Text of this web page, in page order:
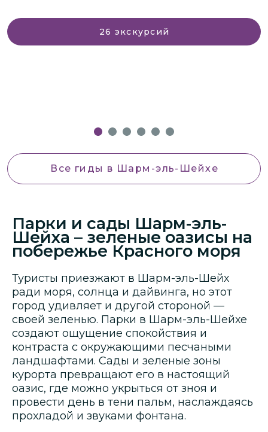
26 экскурсий
Все гиды в Шарм-эль-Шейхе
Парки и сады Шарм-эль-
Шейха – зеленые оазисы на
побережье Красного моря
Туристы приезжают в Шарм-эль-Шейх
ради моря, солнца и дайвинга, но этот
город удивляет и другой стороной —
своей зеленью. Парки в Шарм-эль-Шейхе
создают ощущение спокойствия и
контраста с окружающими песчаными
ландшафтами. Сады и зеленые зоны
курорта превращают его в настоящий
оазис, где можно укрыться от зноя и
провести день в тени пальм, наслаждаясь
прохладой и звуками фонтана.